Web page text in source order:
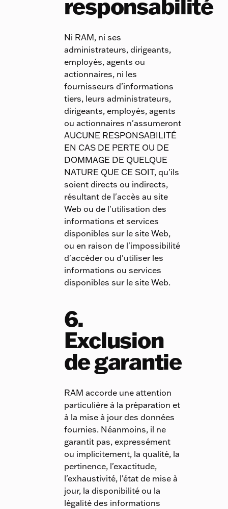
responsabilité
Ni RAM, ni ses
administrateurs, dirigeants,
employés, agents ou
actionnaires, ni les
fournisseurs d'informations
tiers, leurs administrateurs,
dirigeants, employés, agents
ou actionnaires n'assumeront
AUCUNE RESPONSABILITÉ
EN CAS DE PERTE OU DE
DOMMAGE DE QUELQUE
NATURE QUE CE SOIT, qu'ils
soient directs ou indirects,
résultant de l'accès au site
Web ou de l'utilisation des
informations et services
disponibles sur le site Web,
ou en raison de l'impossibilité
d'accéder ou d'utiliser les
informations ou services
disponibles sur le site Web.
6.
Exclusion
de garantie
RAM accorde une attention
particulière à la préparation et
à la mise à jour des données
fournies. Néanmoins, il ne
garantit pas, expressément
ou implicitement, la qualité, la
pertinence, l'exactitude,
l'exhaustivité, l'état de mise à
jour, la disponibilité ou la
légalité des informations